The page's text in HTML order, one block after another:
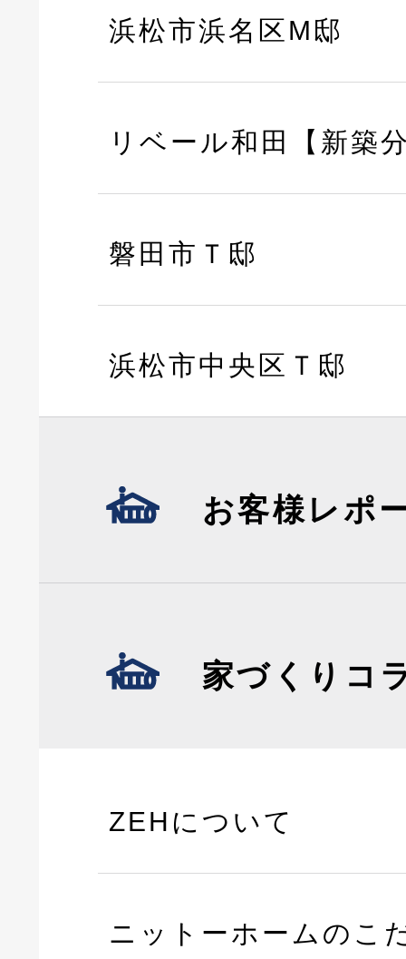
浜松市浜名区M邸
リベール和田【新築
磐田市Ｔ邸
浜松市中央区Ｔ邸
お客様レポ
家づくりコ
ZEHについて
ニットーホームのこ